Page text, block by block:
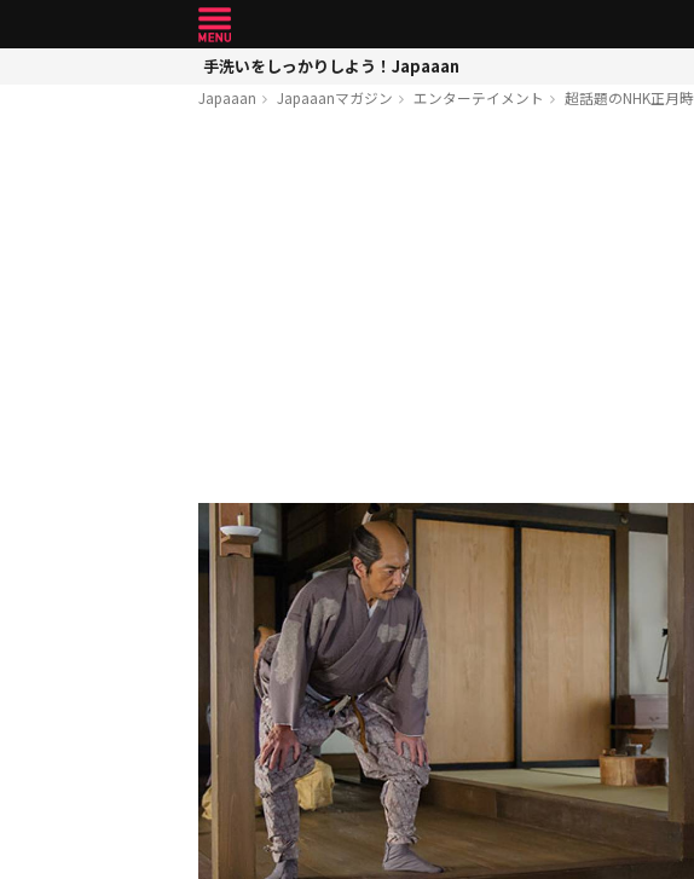
手洗いをしっかりしよう！Japaaan
Japaaan Japaaanマガジン エンターテイメント 超話題のNHK正月